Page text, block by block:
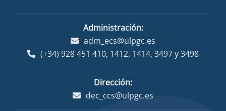
Administración:
adm_ecs@ulpgc.es
(+34) 928 451 410, 1412, 1414, 3497y3498
Dirección:
dec_ccs@ulpgc.es